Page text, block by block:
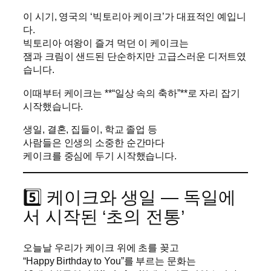
이 시기, 영국의 ‘빅토리아 케이크’가 대표적인 예입니
다.
빅토리아 여왕이 즐겨 먹던 이 케이크는
잼과 크림이 샌드된 단순하지만 고급스러운 디저트였
습니다.
이때부터 케이크는 **“일상 속의 축하”**로 자리 잡기
시작했습니다.
생일, 결혼, 집들이, 학교 졸업 등
사람들은 인생의 소중한 순간마다
케이크를 중심에 두기 시작했습니다.
5️⃣ 케이크와 생일 — 독일에
서 시작된 ‘초의 전통’
오늘날 우리가 케이크 위에 초를 꽂고
“Happy Birthday to You”를 부르는 문화는